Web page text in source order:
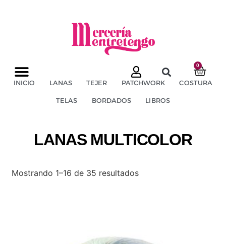
0
INICIO LANAS TEJER PATCHWORK COSTURA
TELAS BORDADOS LIBROS
LANAS MULTICOLOR
Mostrando 1–16 de 35 resultados